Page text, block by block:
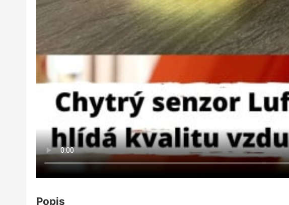
Popis